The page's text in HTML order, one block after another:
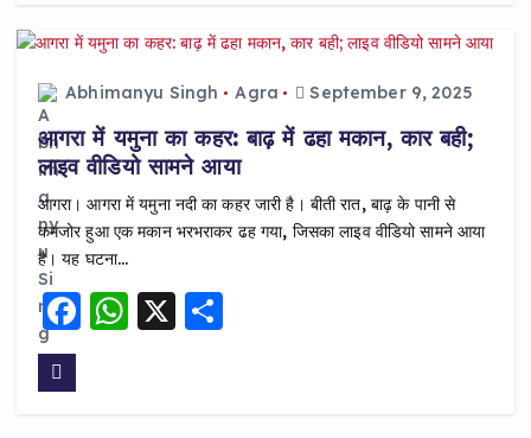
b
o
o
k
A
p
p
Abhimanyu Singh Agra September 9, 2025
आगरा में यमुना का कहर: बाढ़ में ढहा मकान, कार बही;
लाइव वीडियो सामने आया
आगरा। आगरा में यमुना नदी का कहर जारी है। बीती रात, बाढ़ के पानी से
कमजोर हुआ एक मकान भरभराकर ढह गया, जिसका लाइव वीडियो सामने आया
है। यह घटना…
F WX S